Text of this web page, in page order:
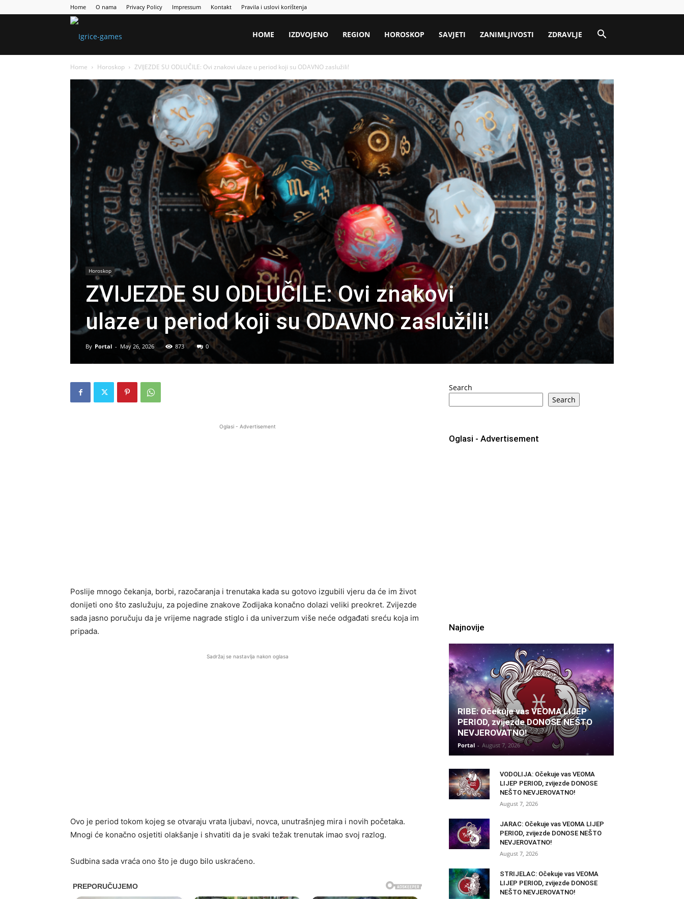
Home O nama Privacy Policy Impressum Kontakt Pravila i uslovi korištenja
HOME IZDVOJENO REGION HOROSKOP SAVJETI ZANIMLJIVOSTI ZDRAVLJE
Home Horoskop ZVIJEZDE SU ODLUČILE: Ovi znakovi ulaze u period koji su ODAVNO zaslužili!
Horoskop
ZVIJEZDE SU ODLUČILE: Ovi znakovi
ulaze u period koji su ODAVNO zaslužili!
By Portal - May 26, 2026 873 0
Oglasi - Advertisement
Poslije mnogo čekanja, borbi, razočaranja i trenutaka kada su gotovo izgubili vjeru da će im život
donijeti ono što zaslužuju, za pojedine znakove Zodijaka konačno dolazi veliki preokret. Zvijezde
sada jasno poručuju da je vrijeme nagrade stiglo i da univerzum više neće odgađati sreću koja im
pripada.
Sadržaj se nastavlja nakon oglasa
Ovo je period tokom kojeg se otvaraju vrata ljubavi, novca, unutrašnjeg mira i novih početaka.
Mnogi će konačno osjetiti olakšanje i shvatiti da je svaki težak trenutak imao svoj razlog.
Sudbina sada vraća ono što je dugo bilo uskraćeno.
Search
Search
Oglasi - Advertisement
Najnovije
RIBE: Očekuje vas VEOMA LIJEP
PERIOD, zvijezde DONOSE NEŠTO
NEVJEROVATNO!
Portal - August 7, 2026
VODOLIJA: Očekuje vas VEOMA
LIJEP PERIOD, zvijezde DONOSE
NEŠTO NEVJEROVATNO!
August 7, 2026
JARAC: Očekuje vas VEOMA LIJEP
PERIOD, zvijezde DONOSE NEŠTO
NEVJEROVATNO!
August 7, 2026
STRIJELAC: Očekuje vas VEOMA
LIJEP PERIOD, zvijezde DONOSE
NEŠTO NEVJEROVATNO!